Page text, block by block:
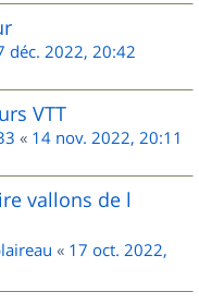
déc. 2022, 20:42
VTT
« 14 nov. 2022, 20:11
vallons de l
« 17 oct. 2022,